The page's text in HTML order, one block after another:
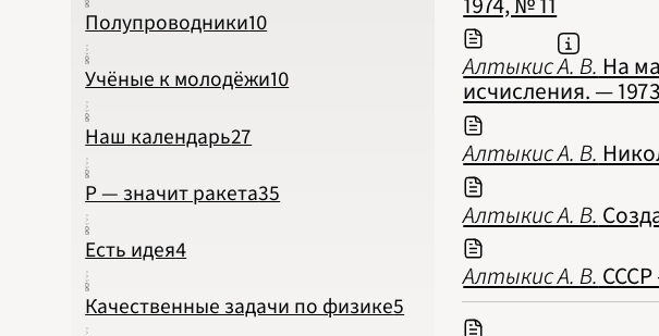
Полупроводники10
Учёные к молодёжи10
Наш календарь27
Р — значит ракета35
Есть идея4
Качественные задачи по физике5
Алтыкис А. В. На
исчисления. —
Алтыкис А. В.
Алтыкис А. В.
Алтыкис А. В.